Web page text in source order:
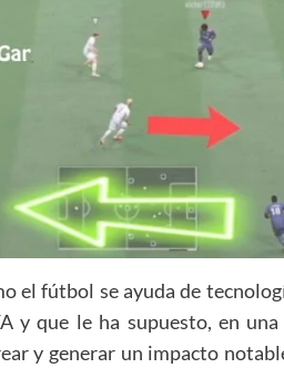
el fútbol se ayuda de
y que le ha supuesto, en
y generar un impacto